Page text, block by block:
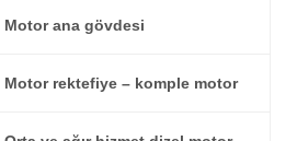
Motor ana gövdesi
Motor rektefiye – komple motor